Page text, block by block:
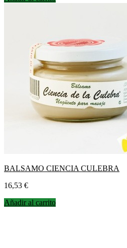
BALSAMO CIENCIA CULEBRA
Precio
16,53 €
Añadir al carrito